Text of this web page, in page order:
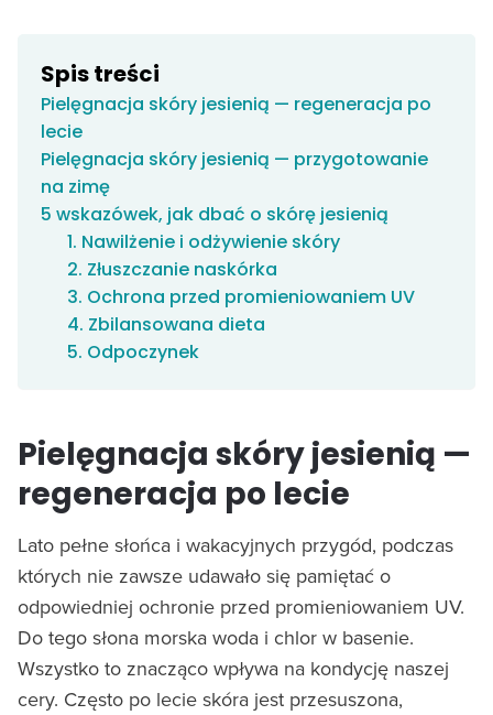
Spis treści
Pielęgnacja skóry jesienią — regeneracja po
lecie
Pielęgnacja skóry jesienią — przygotowanie
na zimę
5 wskazówek, jak dbać o skórę jesienią
1. Nawilżenie i odżywienie skóry
2. Złuszczanie naskórka
3. Ochrona przed promieniowaniem UV
4. Zbilansowana dieta
5. Odpoczynek
Pielęgnacja skóry jesienią —
regeneracja po lecie
Lato pełne słońca i wakacyjnych przygód, podczas
których nie zawsze udawało się pamiętać o
odpowiedniej ochronie przed promieniowaniem UV.
Do tego słona morska woda i chlor w basenie.
Wszystko to znacząco wpływa na kondycję naszej
cery. Często po lecie skóra jest przesuszona,